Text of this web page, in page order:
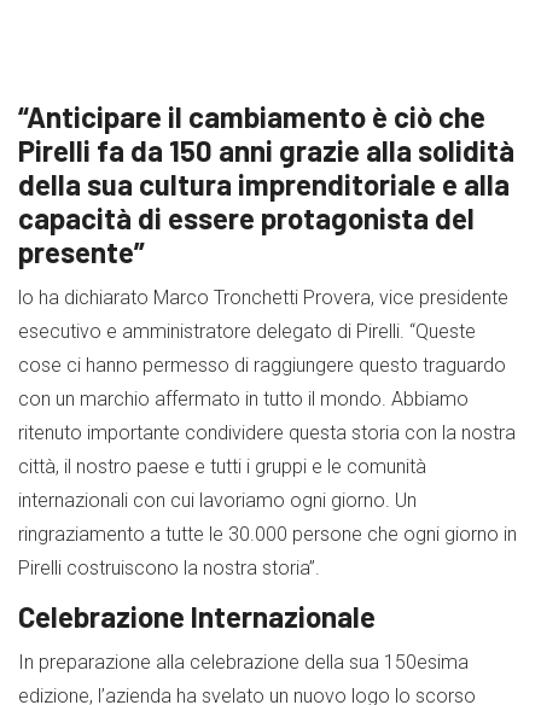
“Anticipare il cambiamento è ciò che
Pirelli fa da 150 anni grazie alla solidità
della sua cultura imprenditoriale e alla
capacità di essere protagonista del
presente”
lo ha dichiarato Marco Tronchetti Provera, vice presidente
esecutivo e amministratore delegato di Pirelli. “Queste
cose ci hanno permesso di raggiungere questo traguardo
con un marchio affermato in tutto il mondo. Abbiamo
ritenuto importante condividere questa storia con la nostra
città, il nostro paese e tutti i gruppi e le comunità
internazionali con cui lavoriamo ogni giorno. Un
ringraziamento a tutte le 30.000 persone che ogni giorno in
Pirelli costruiscono la nostra storia”.
Celebrazione Internazionale
In preparazione alla celebrazione della sua 150esima
edizione, l’azienda ha svelato un nuovo logo lo scorso